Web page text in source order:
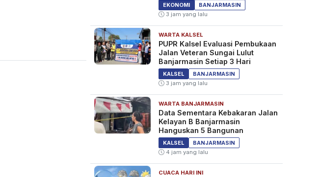
EKONOMI
BANJARMASIN
3 jam yang lalu
WARTA KALSEL
PUPR Kalsel Evaluasi Pembukaan
Jalan Veteran Sungai Lulut
Banjarmasin Setiap 3 Hari
KALSEL
BANJARMASIN
3 jam yang lalu
WARTA BANJARMASIN
Data Sementara Kebakaran Jalan
Kelayan B Banjarmasin
Hanguskan 5 Bangunan
KALSEL
BANJARMASIN
4 jam yang lalu
CUACA HARI INI